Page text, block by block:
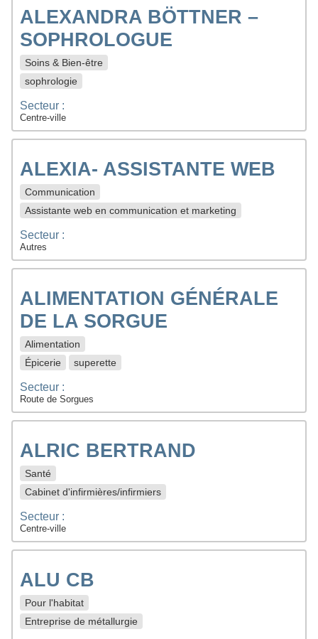
ALEXANDRA BÖTTNER –
SOPHROLOGUE
Soins & Bien-être
sophrologie
Secteur :
Centre-ville
ALEXIA- ASSISTANTE WEB
Communication
Assistante web en communication et marketing
Secteur :
Autres
ALIMENTATION GÉNÉRALE
DE LA SORGUE
Alimentation
Épicerie
superette
Secteur :
Route de Sorgues
ALRIC BERTRAND
Santé
Cabinet d'infirmières/infirmiers
Secteur :
Centre-ville
ALU CB
Pour l'habitat
Entreprise de métallurgie